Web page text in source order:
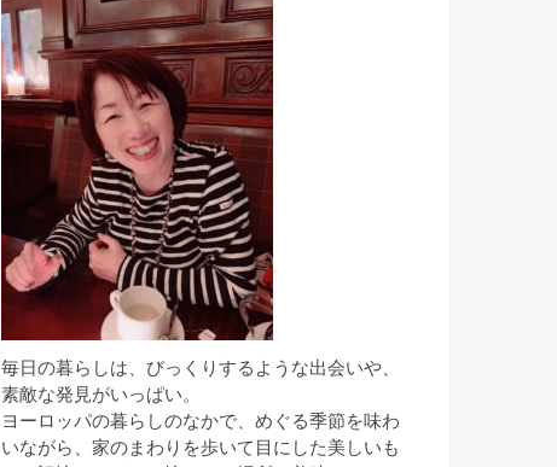
毎日の暮らしは、びっくりするような出会いや、
素敵な発見がいっぱい。
ヨーロッパの暮らしのなかで、めぐる季節を味わ
いながら、家のまわりを歩いて目にした美しいも